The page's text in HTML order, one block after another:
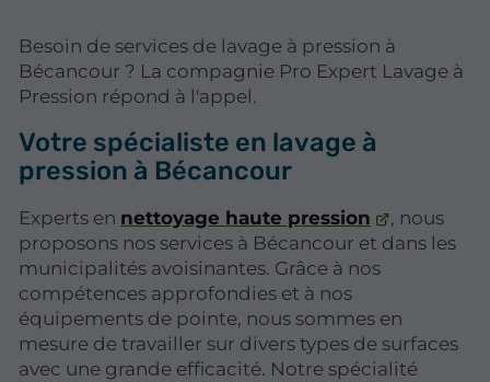
Besoin de services de lavage à pression à
Bécancour ? La compagnie Pro Expert Lavage à
Pression répond à l'appel.
Votre spécialiste en lavage à
pression à Bécancour
Experts en nettoyage haute pression
, nous
proposons nos services à Bécancour et dans les
municipalités avoisinantes. Grâce à nos
compétences approfondies et à nos
équipements de pointe, nous sommes en
mesure de travailler sur divers types de surfaces
avec une grande efficacité. Notre spécialité